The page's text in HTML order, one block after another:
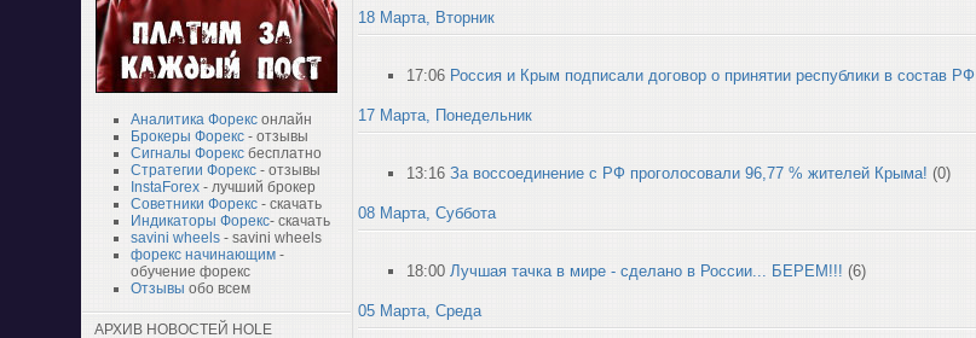
Аналитика Форекс онлайн
Брокеры Форекс - отзывы
Сигналы Форекс бесплатно
Стратегии Форекс - отзывы
InstaForex - лучший брокер
Советники Форекс - скачать
Индикаторы Форекс- скачать
savini wheels - savini wheels
форекс начинающим -
обучение форекс
Отзывы обо всем
АРХИВ НОВОСТЕЙ HOLE
18 Марта, Вторник
17:06 Россия и Крым подписали договор о принятии республики в состав РФ
17 Марта, Понедельник
13:16 За воссоединение с РФ проголосовали 96,77 % жителей Крыма! (0)
08 Марта, Суббота
18:00 Лучшая тачка в мире - сделано в России... БЕРЕМ!!! (6)
05 Марта, Среда